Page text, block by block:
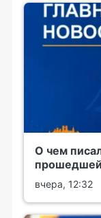
О чем
вчера, 12:32